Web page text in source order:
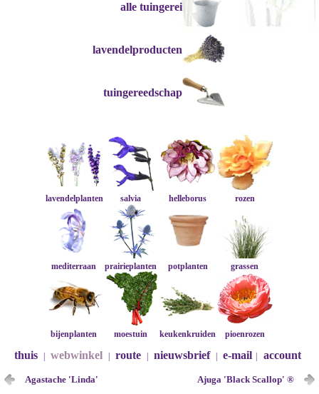
alle tuingerei
lavendelproducten
tuingereedschap
lavendelplanten salvia helleborus rozen
mediterraan prairieplanten potplanten grassen
bijenplanten moestuin keukenkruiden pioenrozen
thuis webwinkel route nieuwsbrief e-mail account
Agastache 'Linda' Ajuga 'Black Scallop' ®